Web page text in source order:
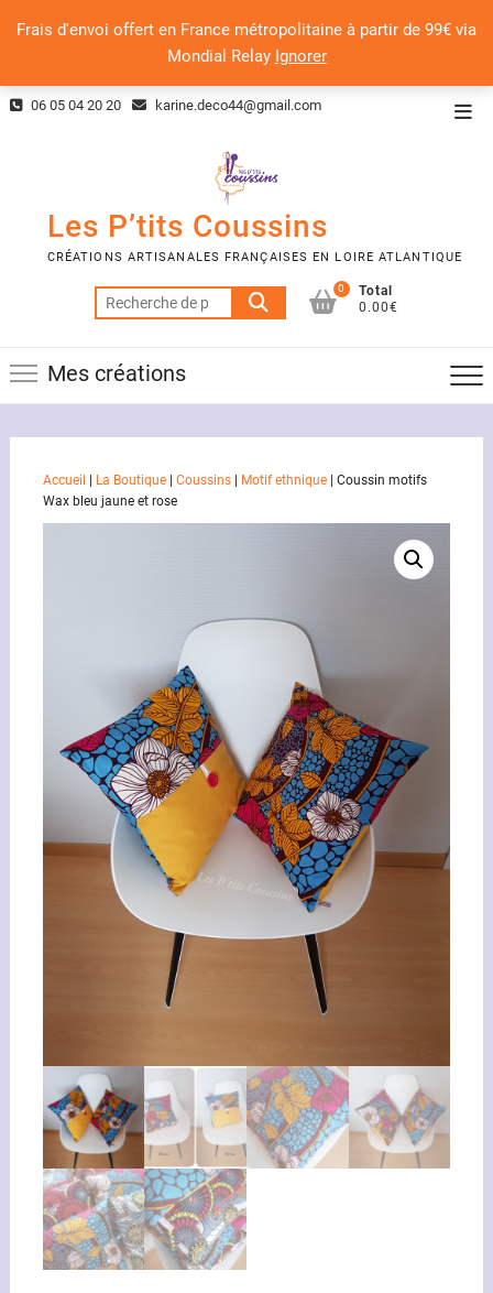
Frais d'envoi offert en France métropolitaine à partir de 99€ via
Mondial Relay Ignorer
Skip 06 05 04 20 20 karine.deco44@gmail.com
Les P’tits Coussins
CRÉATIONS ARTISANALES FRANÇAISES EN LOIRE ATLANTIQUE
Recherche
pour :
0
Total
0.00€
Mes créations
Accueil La Boutique| Coussins| Motif ethnique| Coussin motifs
Wax bleu jaune et rose